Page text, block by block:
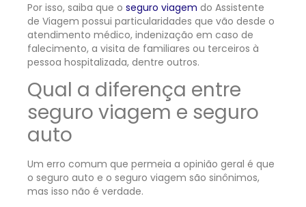
Por isso, saiba que o seguro viagem do Assistente
de Viagem possui particularidades que vão desde o
atendimento médico, indenização em caso de
falecimento, a visita de familiares ou terceiros à
pessoa hospitalizada, dentre outros.
Qual a diferença entre
seguro viagem e seguro
auto
Um erro comum que permeia a opinião geral é que
o seguro auto e o seguro viagem são sinônimos,
mas isso não é verdade.